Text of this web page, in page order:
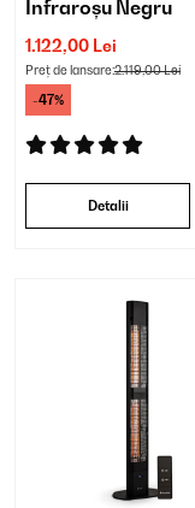
Infraroșu Negru
1.122,00 Lei
Preț de lansare:2.119,00 Lei
-47%
Detalii